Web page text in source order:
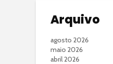
Arquivo
agosto 2026
maio 2026
abril 2026